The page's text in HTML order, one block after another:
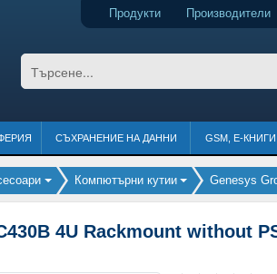
Продукти Производители
СЪХРАНЕНИЕ НА ДАННИ GSM, Е-
Компютърни кутии Genesys
4U Rackmount without